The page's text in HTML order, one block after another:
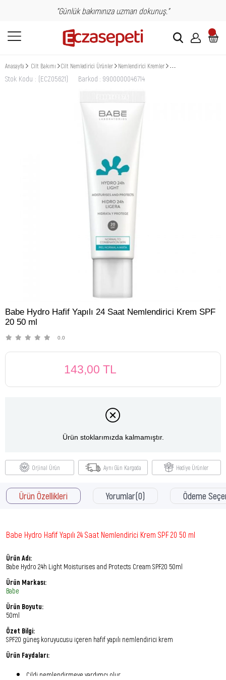
"Günlük bakımınıza uzman dokunuş."
Anasayfa Cilt Bakımı Cilt Nemledirici Ürünler Nemlendirici Kremler Babe Hydro Hafif Yapılı
Stok Kodu (ECZ05621) Barkod : 9900000046714
Babe Hydro Hafif Yapılı 24 Saat Nemlendirici Krem SPF
20 50 ml
0.0
143,00 TL
Ürün stoklarımızda kalmamıştır.
Orjinal Ürün Aynı Gün Kargoda Hediye Ürünler
Ürün Özellikleri Yorumlar(0) Ödeme
Babe Hydro Hafif Yapılı 24 Saat Nemlendirici Krem SPF 20 50 ml
Ürün Adı:
Babe Hydro 24h Light Moisturises and Protects Cream SPF20 50ml
Ürün Markası:
Babe
Ürün Boyutu:
50ml
Özet Bilgi:
SPF20 güneş koruyucusu içeren hafif yapılı nemlendirici krem
Ürün Faydaları:
Cildi nemlendirmeye yardımcı olur.